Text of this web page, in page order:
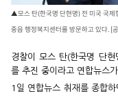
▲모스 탄(한국명 단현명) 전 미국 국제
중읍 행정복지센터를 방문하고 있다. [
경찰이 모스 탄(한국명 단
를 추진 중이라고 연합뉴스
1일 연합뉴스 취재를 종합